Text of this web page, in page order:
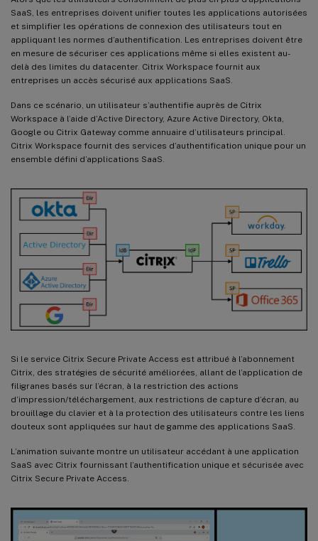
SaaS, les entreprises doivent unifier toutes les applications autorisées
et simplifier les opérations de connexion des utilisateurs tout en
appliquant les normes d’authentification. Les entreprises doivent être
en mesure de sécuriser ces applications même si elles existent au-
delà des limites du datacenter. Citrix Workspace fournit aux
entreprises un accès sécurisé aux applications SaaS.
Dans ce scénario, un utilisateur s’authentifie auprès de Citrix
Workspace à l’aide d’Active Directory, Azure Active Directory, Okta,
Google ou Citrix Gateway comme annuaire d’utilisateurs principal.
Citrix Workspace fournit des services d’authentification unique pour un
ensemble défini d’applications SaaS.
Si le service Citrix Secure Private Access est attribué à l’abonnement
Citrix, des stratégies de sécurité améliorées, allant de l’application de
filigranes basés sur l’écran, à la restriction des actions
d’impression/téléchargement, aux restrictions de capture d’écran, au
brouillage du clavier et à la protection des utilisateurs contre les liens
douteux sont appliquées sur haut de gamme des applications SaaS.
L’animation suivante montre un utilisateur accédant à une application
SaaS avec Citrix fournissant l’authentification unique et sécurisée avec
Citrix Secure Private Access.